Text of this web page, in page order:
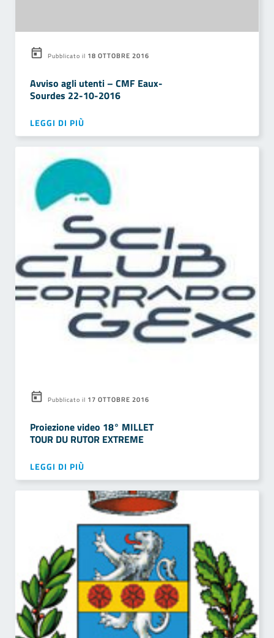
Pubblicato il 18 OTTOBRE 2016
Avviso agli utenti – CMF Eaux-
Sourdes 22-10-2016
LEGGI DI PIÙ
Pubblicato il 17 OTTOBRE 2016
Proiezione video 18° MILLET
TOUR DU RUTOR EXTREME
LEGGI DI PIÙ